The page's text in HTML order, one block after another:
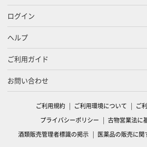
ログイン
ヘルプ
ご利用ガイド
お問い合わせ
ご利用規約 ご利用環境について
ご
プライバシーポリシー
古物営業法に
酒類販売管理者標識の掲示
医薬品の販売に関